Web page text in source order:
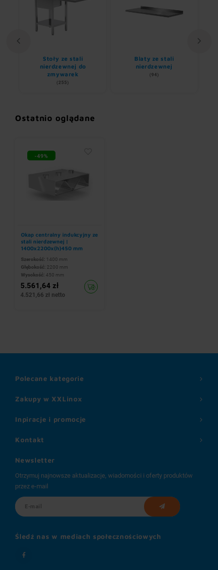
Stoły ze stali
nierdzewnej do
zmywarek
(255)
Blaty ze stali
nierdzewnej
(94)
Ostatnio oglądane
-49%
Okap centralny indukcyjny ze
stali nierdzewnej |
1400x2200x(h)450 mm
Szerokość: 1400 mm
Głębokość: 2200 mm
Wysokość: 450 mm
5.561,64 zł
4.521,66 zł netto
Zakupy w XXLinox
Inpiracje i promocje
Polecane kategorie
Kontakt
Newsletter
Otrzymuj najnowsze aktualizacje, wiadomości i oferty produktów
przez e-mail
Śledź nas w mediach społecznościowych